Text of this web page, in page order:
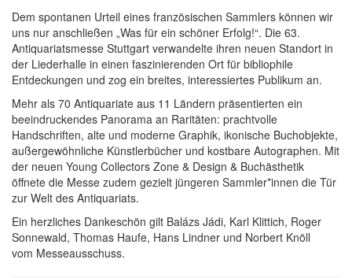
Dem spontanen Urteil eines französischen Sammlers können wir
uns nur anschließen „Was für ein schöner Erfolg!“. Die 63.
Antiquariatsmesse Stuttgart verwandelte ihren neuen Standort in
der Liederhalle in einen faszinierenden Ort für bibliophile
Entdeckungen und zog ein breites, interessiertes Publikum an.
Mehr als 70 Antiquariate aus 11 Ländern präsentierten ein
beeindruckendes Panorama an Raritäten: prachtvolle
Handschriften, alte und moderne Graphik, ikonische Buchobjekte,
außergewöhnliche Künstlerbücher und kostbare Autographen. Mit
der neuen Young Collectors Zone & Design & Buchästhetik
öffnete die Messe zudem gezielt jüngeren Sammler*innen die Tür
zur Welt des Antiquariats.
Ein herzliches Dankeschön gilt Balázs Jádi, Karl Klittich, Roger
Sonnewald, Thomas Haufe, Hans Lindner und Norbert Knöll
vom Messeausschuss.